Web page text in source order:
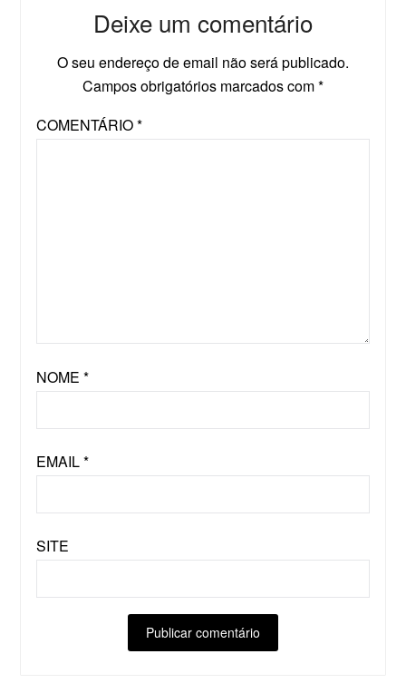
Deixe um comentário
O seu endereço de email não será publicado.
Campos obrigatórios marcados com*
COMENTÁRIO*
NOME *
EMAIL*
SITE